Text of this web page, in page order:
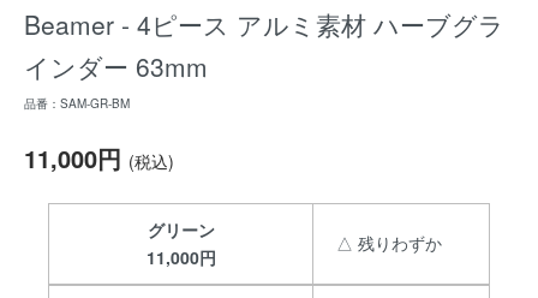
Beamer - 4ピース アルミ素材 ハーブグラ
インダー 63mm
品番：SAM-GR-BM
11,000円 (税込)
グリーン
11,000円
△ 残りわずか